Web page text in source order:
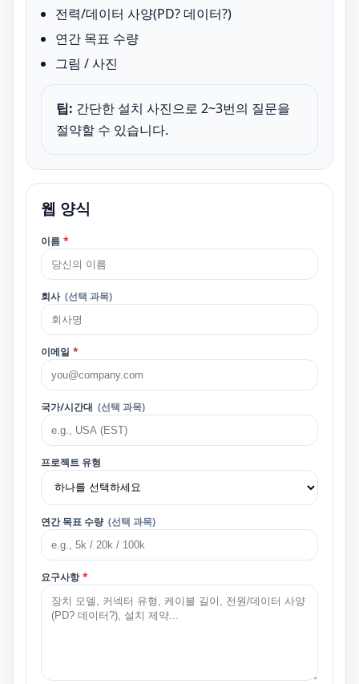
전력/데이터 사양(PD? 데이터?)
연간 목표 수량
그림 / 사진
팁: 간단한 설치 사진으로 2~3번의 질문을
절약할 수 있습니다.
웹 양식
이름 *
회사 (선택 과목)
이메일 *
국가/시간대 (선택 과목)
프로젝트 유형
연간 목표 수량 (선택 과목)
요구사항 *